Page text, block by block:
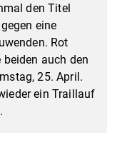
den Titel
eine
Rot
auch den
25. April.
ein Traillauf